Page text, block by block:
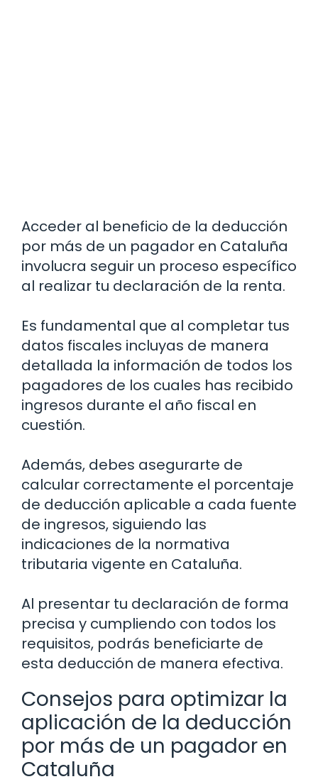
Acceder al beneficio de la deducción
por más de un pagador en Cataluña
involucra seguir un proceso específico
al realizar tu declaración de la renta.
Es fundamental que al completar tus
datos fiscales incluyas de manera
detallada la información de todos los
pagadores de los cuales has recibido
ingresos durante el año fiscal en
cuestión.
Además, debes asegurarte de
calcular correctamente el porcentaje
de deducción aplicable a cada fuente
de ingresos, siguiendo las
indicaciones de la normativa
tributaria vigente en Cataluña.
Al presentar tu declaración de forma
precisa y cumpliendo con todos los
requisitos, podrás beneficiarte de
esta deducción de manera efectiva.
Consejos para optimizar la
aplicación de la deducción
por más de un pagador en
Cataluña